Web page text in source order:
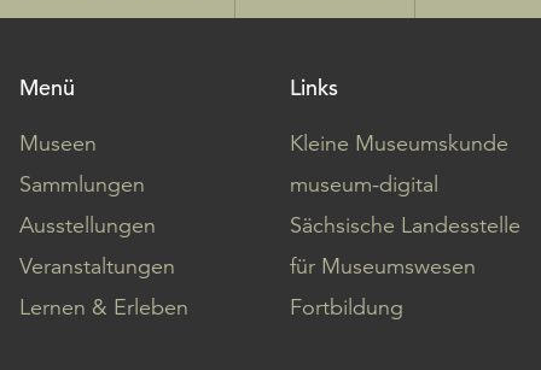
Menü
Museen
Sammlungen
Ausstellungen
Veranstaltungen
Lernen & Erleben
Links
Kleine Museumskunde
museum-digital
Sächsische Landesstelle
für Museumswesen
Fortbildung